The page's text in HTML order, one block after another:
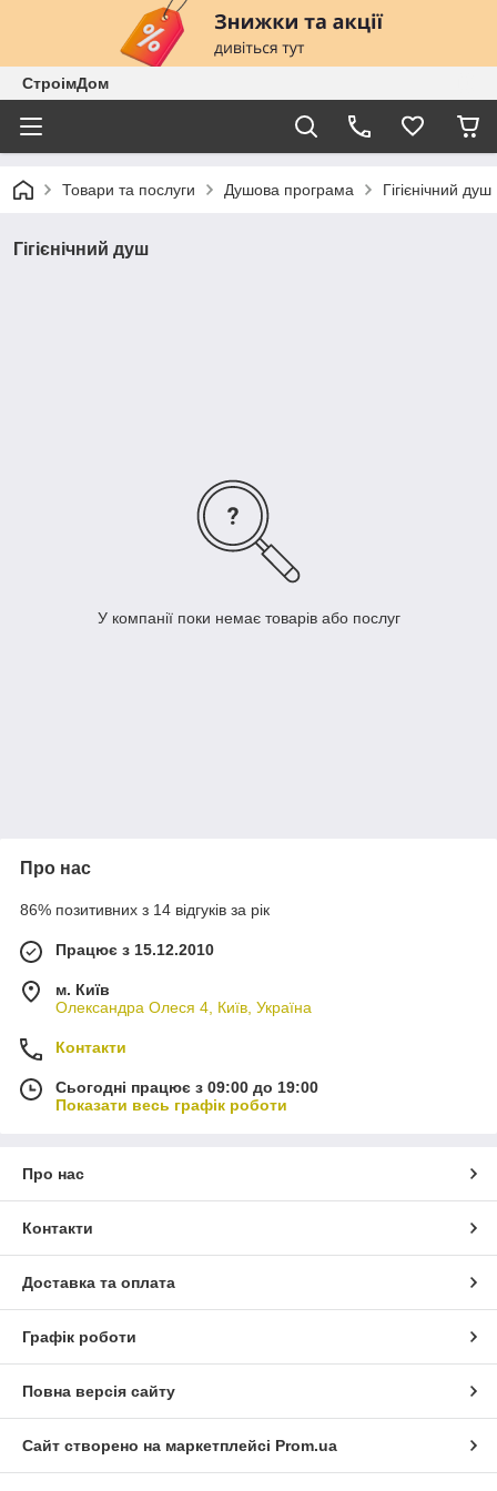
СтроімДом
Товари та послуги Душова програма Гігієнічний душ
Гігієнічний душ
У компанії поки немає товарів або послуг
Про нас
86% позитивних з 14 відгуків за рік
Працює з 15.12.2010
м. Київ
Олександра Олеся 4, Київ, Україна
Контакти
Сьогодні працює з 09:00 до 19:00
Показати весь графік роботи
Про нас
Контакти
Доставка та оплата
Графік роботи
Повна версія сайту
Сайт створено на маркетплейсі Prom.ua